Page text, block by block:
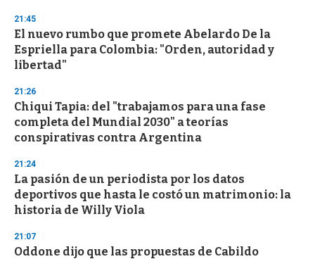
21:45
El nuevo rumbo que promete Abelardo De la
Espriella para Colombia: "Orden, autoridad y
libertad"
21:26
Chiqui Tapia: del "trabajamos para una fase
completa del Mundial 2030" a teorías
conspirativas contra Argentina
21:24
La pasión de un periodista por los datos
deportivos que hasta le costó un matrimonio: la
historia de Willy Viola
21:07
Oddone dijo que las propuestas de Cabildo